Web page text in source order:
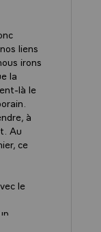
liens
irons
la
là le
à
Au
ce
le